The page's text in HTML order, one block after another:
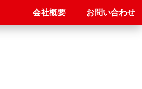
会社概要 お問い合わせ